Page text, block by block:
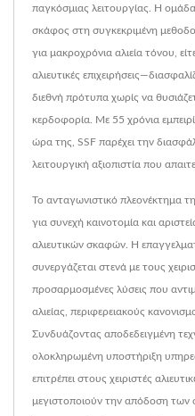
παγκόσμιας λειτουργίας. Η
σκάφος στη συγκεκριμένη
για μακροχρόνια αλιεία τόνου,
αλιευτικές
διεθνή πρότυπα χωρίς να
κερδοφορία. Με 55 χρόνια
ώρα της, SSF παρέχει την
λειτουργική αξιοπιστία που
Το ανταγωνιστικό πλεονέκτημα
για συνεχή καινοτομία και
αλιευτικών σκαφών. Η
συνεργάζεται στενά με τους
προσαρμοσμένες λύσεις που
αλιείας, περιφερειακούς
Συνδυάζοντας αποδεδειγμένη
ολοκληρωμένη υποστήριξη
επιτρέπει στους χειριστές
μεγιστοποιούν την απόδοση